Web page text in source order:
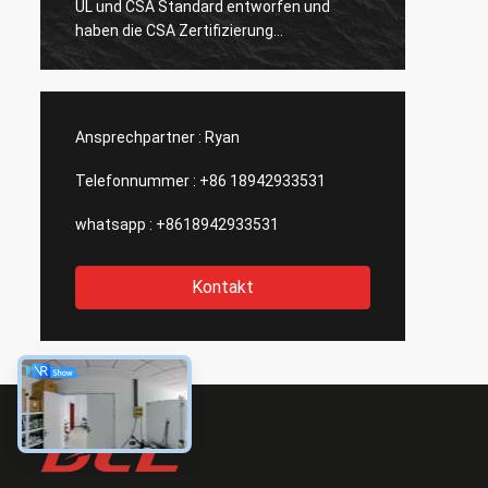
UL und CSA Standard entworfen und
haben die CSA Zertifizierung
bestanden.Es gibt nur wenige chinesische
von DCL, dass sie Innovationen fortsetzen
kann.
Ansprechpartner : Ryan
Telefonnummer : +86 18942933531
whatsapp : +8618942933531
Kontakt